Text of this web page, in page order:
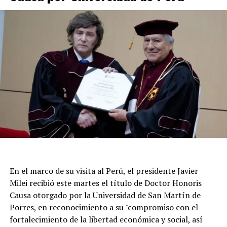
rescate y protección civil trabajan coordinados para
asegurar zonas peligrosas y asistir a los vecinos, en
tanto la población permanece expectante por posibles
En el marco de su visita al Perú, el presidente Javier
Milei recibió este martes el título de Doctor Honoris
Causa otorgado por la Universidad de San Martín de
Porres, en reconocimiento a su "compromiso con el
fortalecimiento de la libertad económica y social, así